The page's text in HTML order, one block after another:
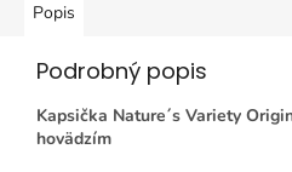
Popis
Podrobný popis
Kapsička Nature´s Variety
hovädzím